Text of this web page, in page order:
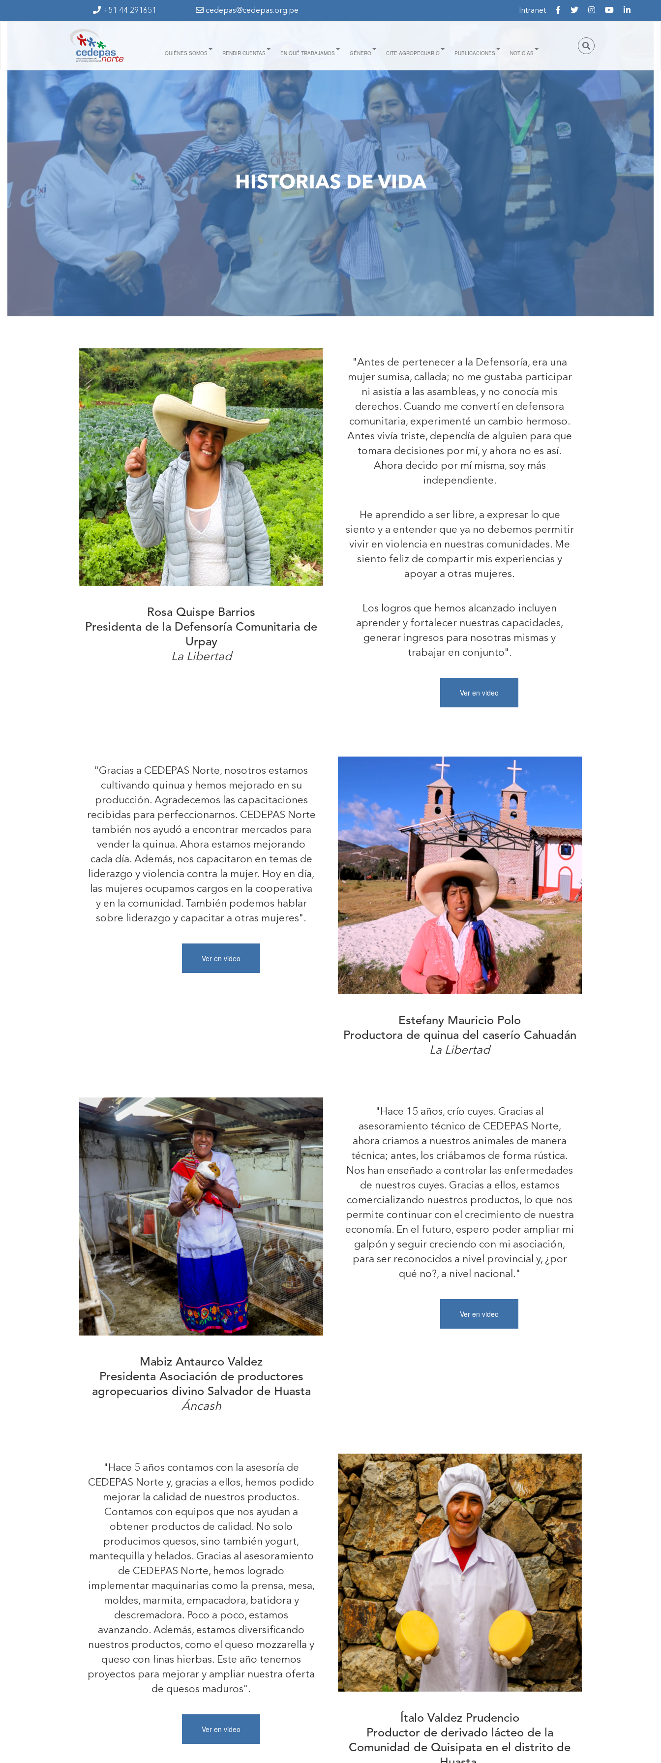
+51 44 291651 cedepas@cedepas.org.pe Intranet
QUIÉNES SOMOS RENDIR CUENTAS EN QUÉ TRABAJAMOS GÉNERO CITE AGROPECUARIO PUBLICACIONES NOTICIAS
HISTORIAS DE VIDA
Rosa Quispe Barrios
Presidenta de la Defensoría Comunitaria de
Urpay
La Libertad
"Antes de pertenecer a la Defensoría, era una
mujer sumisa, callada; no me gustaba participar
ni asistía a las asambleas, y no conocía mis
derechos. Cuando me convertí en defensora
comunitaria, experimenté un cambio hermoso.
Antes vivía triste, dependía de alguien para que
tomara decisiones por mí, y ahora no es así.
Ahora decido por mí misma, soy más
independiente.
He aprendido a ser libre, a expresar lo que
siento y a entender que ya no debemos permitir
vivir en violencia en nuestras comunidades. Me
siento feliz de compartir mis experiencias y
apoyar a otras mujeres.
Los logros que hemos alcanzado incluyen
aprender y fortalecer nuestras capacidades,
generar ingresos para nosotras mismas y
trabajar en conjunto".
Ver en video
"Gracias a CEDEPAS Norte, nosotros estamos
cultivando quinua y hemos mejorado en su
producción. Agradecemos las capacitaciones
recibidas para perfeccionarnos. CEDEPAS Norte
también nos ayudó a encontrar mercados para
vender la quinua. Ahora estamos mejorando
cada día. Además, nos capacitaron en temas de
liderazgo y violencia contra la mujer. Hoy en día,
las mujeres ocupamos cargos en la cooperativa
y en la comunidad. También podemos hablar
sobre liderazgo y capacitar a otras mujeres".
Ver en video
Estefany Mauricio Polo
Productora de quinua del caserío Cahuadán
La Libertad
Mabiz Antaurco Valdez
Presidenta Asociación de productores
agropecuarios divino Salvador de Huasta
Áncash
"Hace 15 años, crío cuyes. Gracias al
asesoramiento técnico de CEDEPAS Norte,
ahora criamos a nuestros animales de manera
técnica; antes, los criábamos de forma rústica.
Nos han enseñado a controlar las enfermedades
de nuestros cuyes. Gracias a ellos, estamos
comercializando nuestros productos, lo que nos
permite continuar con el crecimiento de nuestra
economía. En el futuro, espero poder ampliar mi
galpón y seguir creciendo con mi asociación,
para ser reconocidos a nivel provincial y, ¿por
qué no?, a nivel nacional."
Ver en video
"Hace 5 años contamos con la asesoría de
CEDEPAS Norte y, gracias a ellos, hemos podido
mejorar la calidad de nuestros productos.
Contamos con equipos que nos ayudan a
obtener productos de calidad. No solo
producimos quesos, sino también yogurt,
mantequilla y helados. Gracias al asesoramiento
de CEDEPAS Norte, hemos logrado
implementar maquinarias como la prensa, mesa,
moldes, marmita, empacadora, batidora y
descremadora. Poco a poco, estamos
avanzando. Además, estamos diversificando
nuestros productos, como el queso mozzarella y
queso con finas hierbas. Este año tenemos
proyectos para mejorar y ampliar nuestra oferta
de quesos maduros".
Ver en video
Ítalo Valdez Prudencio
Productor de derivado lácteo de la
Comunidad de Quisipata en el distrito de